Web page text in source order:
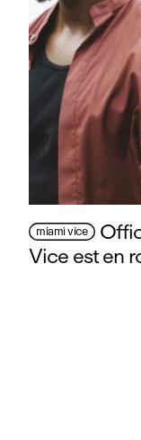
miami vice
Vice est en